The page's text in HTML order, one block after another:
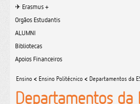
Utilizador
Contactos
✈︎ Erasmus +
Orgãos Estudantis
ALUMNI
Bibliotecas
Apoios Financeiros
Ensino < Ensino Politécnico < Departamentos da
Departamentos da